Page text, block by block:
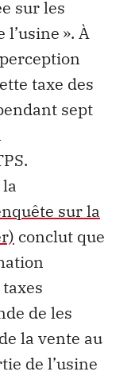
sur les
». À
taxe des
sept
sur la
conclut que
de les
la vente au
de l’usine